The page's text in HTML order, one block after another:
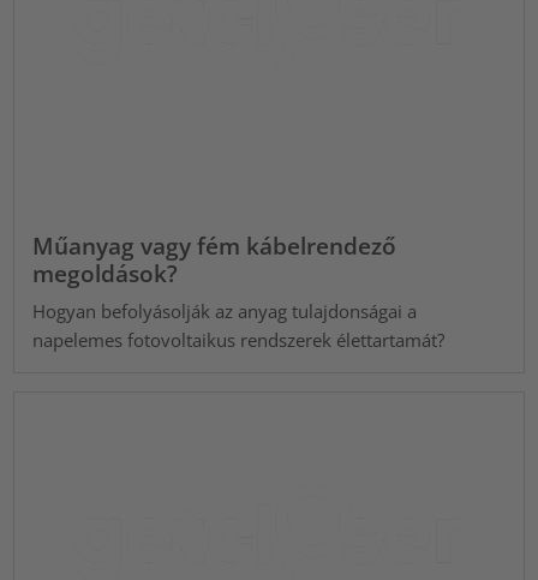
Műanyag vagy fém kábelrendező
megoldások?
Hogyan befolyásolják az anyag tulajdonságai a
napelemes fotovoltaikus rendszerek élettartamát?